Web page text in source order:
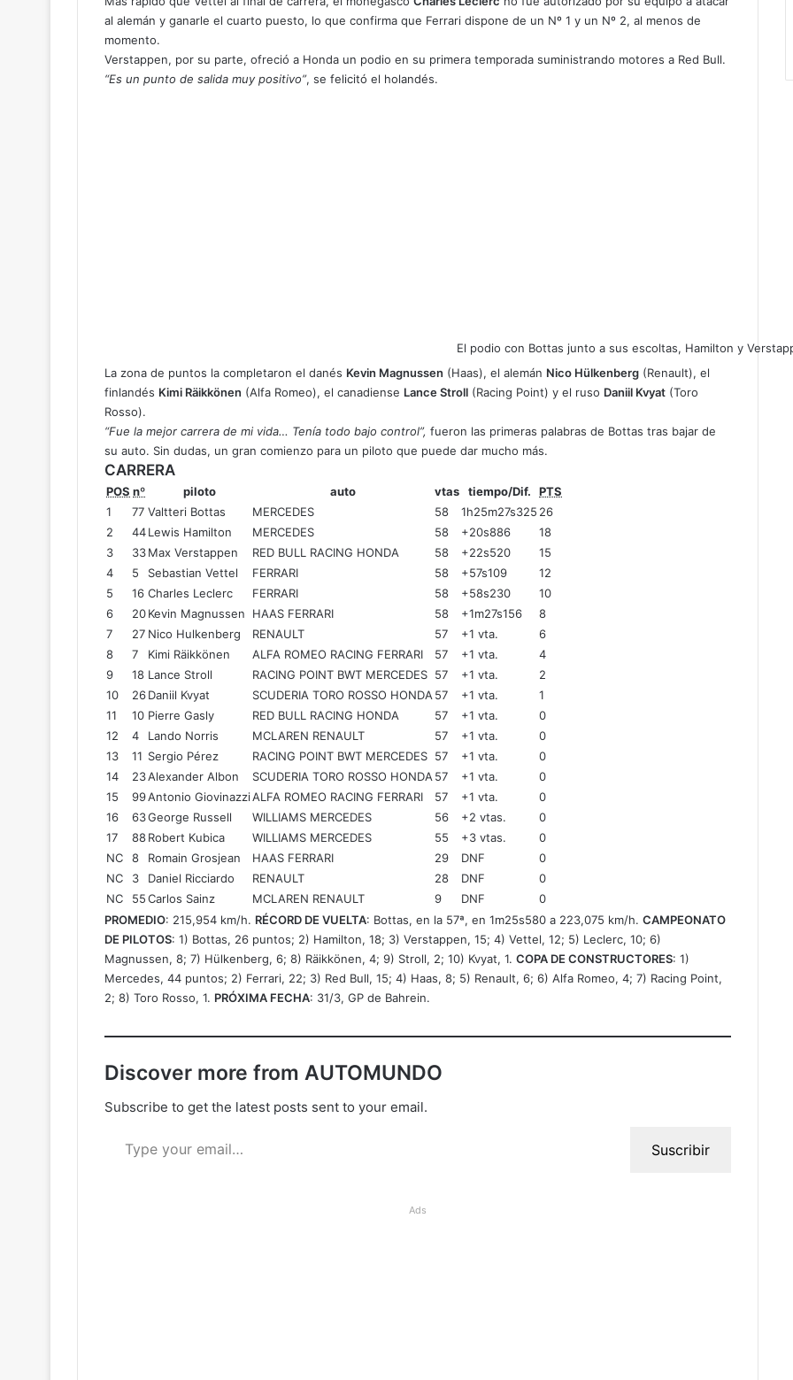
al alemán y ganarle el cuarto puesto, lo que confirma que Ferrari dispone de un Nº 1 y un Nº 2, al menos de
momento.
Verstappen, por su parte, ofreció a Honda un podio en su primera temporada suministrando motores a Red Bull.
“Es un punto de salida muy positivo”, se felicitó el holandés.
El podio con Bottas junto a sus escoltas, Hamilton y
La zona de puntos la completaron el danés Kevin Magnussen (Haas), el alemán Nico Hülkenberg (Renault), el
finlandés Kimi Räikkönen (Alfa Romeo), el canadiense Lance Stroll (Racing Point) y el ruso Daniil Kvyat (Toro
Rosso).
“Fue la mejor carrera de mi vida… Tenía todo bajo control”, fueron las primeras palabras de Bottas tras bajar de
su auto. Sin dudas, un gran comienzo para un piloto que puede dar mucho más.
CARRERA
POS nº piloto auto vtas tiempo/Dif.
PTS
1
77 Valtteri Bottas MERCEDES 58 1h25m27s325 26
2
44Lewis Hamilton MERCEDES 58 +20s886
18
3
33Max Verstappen RED BULL RACING HONDA 58 +22s520
15
4
5 Sebastian Vettel FERRARI 58 +57s109
12
5
16 Charles Leclerc FERRARI 58 +58s230
10
6
20Kevin Magnussen HAAS FERRARI 58 +1m27s156
8
7
27 Nico Hulkenberg RENAULT 57 +1 vta.
6
8
7 Kimi Räikkönen ALFA ROMEO RACING FERRARI 57 +1 vta.
4
9
18 Lance Stroll RACING POINT BWT MERCEDES 57 +1 vta.
2
10
26Daniil Kvyat SCUDERIA TORO ROSSO HONDA 57 +1 vta.
1
11
10 Pierre Gasly RED BULL RACING HONDA 57 +1 vta.
0
12
4 Lando Norris MCLAREN RENAULT 57 +1 vta.
0
13
11 Sergio Pérez RACING POINT BWT MERCEDES 57 +1 vta.
0
14
23Alexander Albon SCUDERIA TORO ROSSO HONDA 57 +1 vta.
0
15
99Antonio GiovinazziALFA ROMEO RACING FERRARI 57 +1 vta.
0
16
63George Russell WILLIAMS MERCEDES 56 +2 vtas.
0
17
88Robert Kubica WILLIAMS MERCEDES 55 +3 vtas.
0
NC
8 Romain Grosjean HAAS FERRARI 29 DNF
0
NC
3 Daniel Ricciardo RENAULT 28 DNF
0
NC
55Carlos Sainz MCLAREN RENAULT 9 DNF
0
PROMEDIO: 215,954 km/h. RÉCORD DE VUELTA: Bottas, en la 57ª, en 1m25s580 a 223,075 km/h. CAMPEONATO
DE PILOTOS: 1) Bottas, 26 puntos; 2) Hamilton, 18; 3) Verstappen, 15; 4) Vettel, 12; 5) Leclerc, 10; 6)
Magnussen, 8; 7) Hülkenberg, 6; 8) Räikkönen, 4; 9) Stroll, 2; 10) Kvyat, 1. COPA DE CONSTRUCTORES: 1)
Mercedes, 44 puntos; 2) Ferrari, 22; 3) Red Bull, 15; 4) Haas, 8; 5) Renault, 6; 6) Alfa Romeo, 4; 7) Racing Point,
2; 8) Toro Rosso, 1. PRÓXIMA FECHA: 31/3, GP de Bahrein.
Discover more from AUTOMUNDO
Subscribe to get the latest posts sent to your email.
Suscribir
Ads